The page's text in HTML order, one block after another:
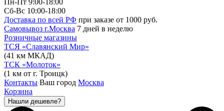
Сб-Вс 10:00-18:00
Доставка по всей РФ при заказе от 1000 руб.
Самовывоз г.Москва 7 дней в неделю
Розничные магазины
ТСЯ «Славянский Мир»
(41 км МКАД)
ТСК «Молоток»
(1 км от г. Троицк)
Контакты Ваш город Москва
Корзина
Нашли дешевле?